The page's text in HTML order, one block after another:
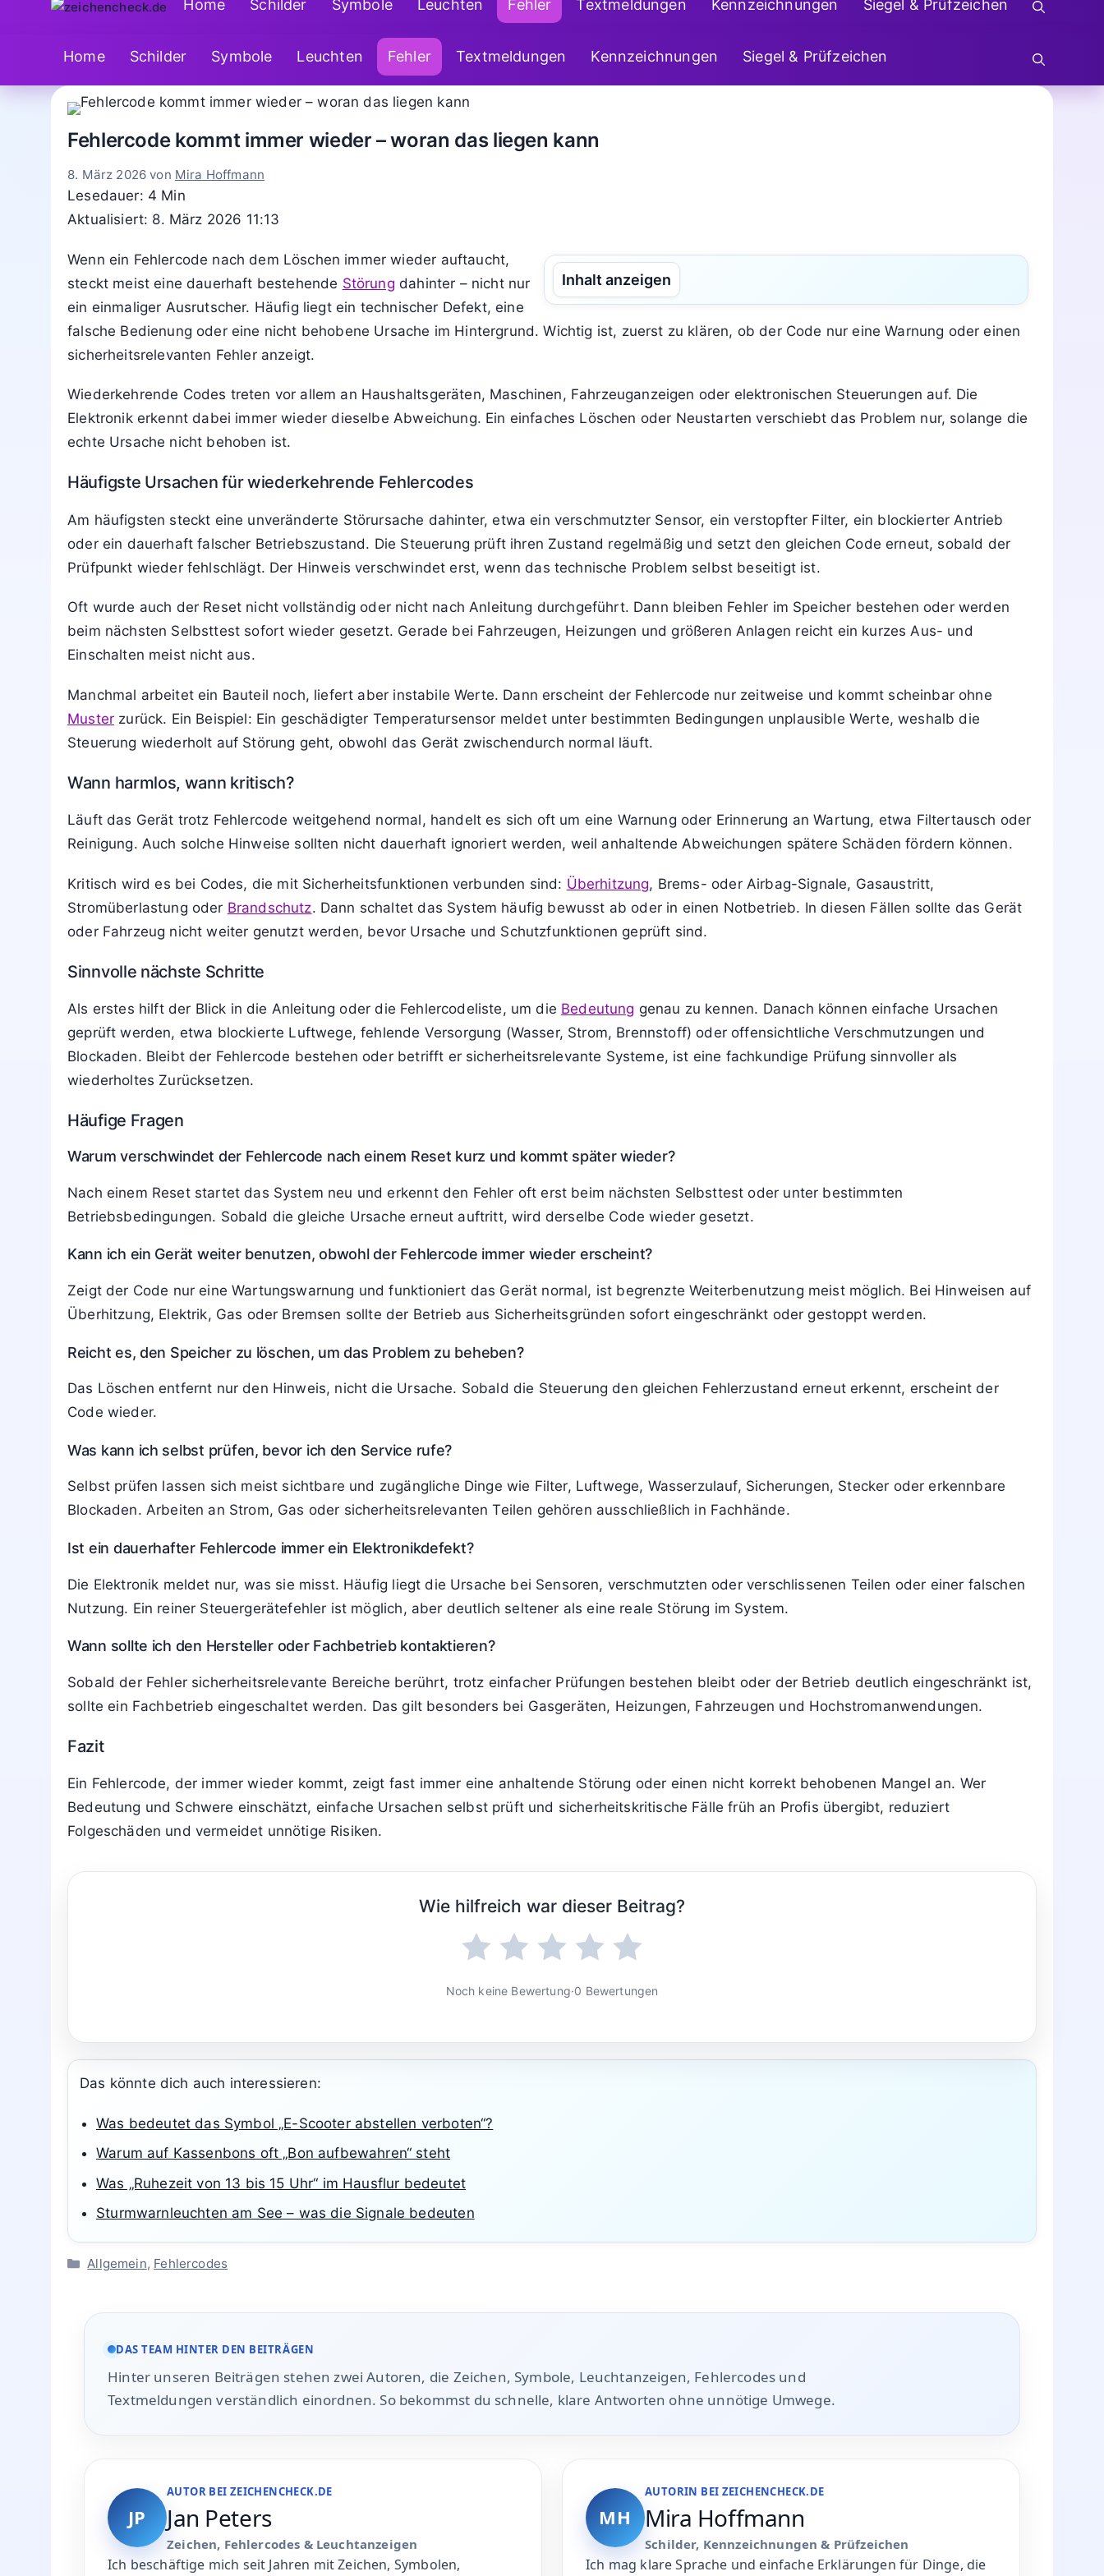
Home Schilder Symbole Leuchten Fehler Textmeldungen Kennzeichnungen Siegel & Prüfzeichen
Home Schilder Symbole Leuchten Fehler Textmeldungen Kennzeichnungen Siegel & Prüfzeichen
Fehlercode kommt immer wieder – woran das liegen kann
8. März 2026 von Mira Hoffmann
Lesedauer: 4 Min
Aktualisiert: 8. März 2026 11:13
Inhalt anzeigen
Wenn ein Fehlercode nach dem Löschen immer wieder auftaucht,
steckt meist eine dauerhaft bestehende Störung dahinter – nicht nur
ein einmaliger Ausrutscher. Häufig liegt ein technischer Defekt, eine
falsche Bedienung oder eine nicht behobene Ursache im Hintergrund. Wichtig ist, zuerst zu klären, ob der Code nur eine Warnung oder einen
sicherheitsrelevanten Fehler anzeigt.
Wiederkehrende Codes treten vor allem an Haushaltsgeräten, Maschinen, Fahrzeuganzeigen oder elektronischen Steuerungen auf. Die
Elektronik erkennt dabei immer wieder dieselbe Abweichung. Ein einfaches Löschen oder Neustarten verschiebt das Problem nur, solange die
echte Ursache nicht behoben ist.
Häufigste Ursachen für wiederkehrende Fehlercodes
Am häufigsten steckt eine unveränderte Störursache dahinter, etwa ein verschmutzter Sensor, ein verstopfter Filter, ein blockierter Antrieb
oder ein dauerhaft falscher Betriebszustand. Die Steuerung prüft ihren Zustand regelmäßig und setzt den gleichen Code erneut, sobald der
Prüfpunkt wieder fehlschlägt. Der Hinweis verschwindet erst, wenn das technische Problem selbst beseitigt ist.
Oft wurde auch der Reset nicht vollständig oder nicht nach Anleitung durchgeführt. Dann bleiben Fehler im Speicher bestehen oder werden
beim nächsten Selbsttest sofort wieder gesetzt. Gerade bei Fahrzeugen, Heizungen und größeren Anlagen reicht ein kurzes Aus- und
Einschalten meist nicht aus.
Manchmal arbeitet ein Bauteil noch, liefert aber instabile Werte. Dann erscheint der Fehlercode nur zeitweise und kommt scheinbar ohne
Muster zurück. Ein Beispiel: Ein geschädigter Temperatursensor meldet unter bestimmten Bedingungen unplausible Werte, weshalb die
Steuerung wiederholt auf Störung geht, obwohl das Gerät zwischendurch normal läuft.
Wann harmlos, wann kritisch?
Läuft das Gerät trotz Fehlercode weitgehend normal, handelt es sich oft um eine Warnung oder Erinnerung an Wartung, etwa Filtertausch oder
Reinigung. Auch solche Hinweise sollten nicht dauerhaft ignoriert werden, weil anhaltende Abweichungen spätere Schäden fördern können.
Kritisch wird es bei Codes, die mit Sicherheitsfunktionen verbunden sind: Überhitzung, Brems- oder Airbag-Signale, Gasaustritt,
Stromüberlastung oder Brandschutz. Dann schaltet das System häufig bewusst ab oder in einen Notbetrieb. In diesen Fällen sollte das Gerät
oder Fahrzeug nicht weiter genutzt werden, bevor Ursache und Schutzfunktionen geprüft sind.
Sinnvolle nächste Schritte
Als erstes hilft der Blick in die Anleitung oder die Fehlercodeliste, um die Bedeutung genau zu kennen. Danach können einfache Ursachen
geprüft werden, etwa blockierte Luftwege, fehlende Versorgung (Wasser, Strom, Brennstoff) oder offensichtliche Verschmutzungen und
Blockaden. Bleibt der Fehlercode bestehen oder betrifft er sicherheitsrelevante Systeme, ist eine fachkundige Prüfung sinnvoller als
wiederholtes Zurücksetzen.
Häufige Fragen
Warum verschwindet der Fehlercode nach einem Reset kurz und kommt später wieder?
Nach einem Reset startet das System neu und erkennt den Fehler oft erst beim nächsten Selbsttest oder unter bestimmten
Betriebsbedingungen. Sobald die gleiche Ursache erneut auftritt, wird derselbe Code wieder gesetzt.
Kann ich ein Gerät weiter benutzen, obwohl der Fehlercode immer wieder erscheint?
Zeigt der Code nur eine Wartungswarnung und funktioniert das Gerät normal, ist begrenzte Weiterbenutzung meist möglich. Bei Hinweisen auf
Überhitzung, Elektrik, Gas oder Bremsen sollte der Betrieb aus Sicherheitsgründen sofort eingeschränkt oder gestoppt werden.
Reicht es, den Speicher zu löschen, um das Problem zu beheben?
Das Löschen entfernt nur den Hinweis, nicht die Ursache. Sobald die Steuerung den gleichen Fehlerzustand erneut erkennt, erscheint der
Code wieder.
Was kann ich selbst prüfen, bevor ich den Service rufe?
Selbst prüfen lassen sich meist sichtbare und zugängliche Dinge wie Filter, Luftwege, Wasserzulauf, Sicherungen, Stecker oder erkennbare
Blockaden. Arbeiten an Strom, Gas oder sicherheitsrelevanten Teilen gehören ausschließlich in Fachhände.
Ist ein dauerhafter Fehlercode immer ein Elektronikdefekt?
Die Elektronik meldet nur, was sie misst. Häufig liegt die Ursache bei Sensoren, verschmutzten oder verschlissenen Teilen oder einer falschen
Nutzung. Ein reiner Steuergerätefehler ist möglich, aber deutlich seltener als eine reale Störung im System.
Wann sollte ich den Hersteller oder Fachbetrieb kontaktieren?
Sobald der Fehler sicherheitsrelevante Bereiche berührt, trotz einfacher Prüfungen bestehen bleibt oder der Betrieb deutlich eingeschränkt ist,
sollte ein Fachbetrieb eingeschaltet werden. Das gilt besonders bei Gasgeräten, Heizungen, Fahrzeugen und Hochstromanwendungen.
Fazit
Ein Fehlercode, der immer wieder kommt, zeigt fast immer eine anhaltende Störung oder einen nicht korrekt behobenen Mangel an. Wer
Bedeutung und Schwere einschätzt, einfache Ursachen selbst prüft und sicherheitskritische Fälle früh an Profis übergibt, reduziert
Folgeschäden und vermeidet unnötige Risiken.
Wie hilfreich war dieser Beitrag?
Noch keine Bewertung·0 Bewertungen
Das könnte dich auch interessieren:
Was bedeutet das Symbol „E-Scooter abstellen verboten“?
Warum auf Kassenbons oft „Bon aufbewahren“ steht
Was „Ruhezeit von 13 bis 15 Uhr“ im Hausflur bedeutet
Sturmwarnleuchten am See – was die Signale bedeuten
Kategorien
Allgemein, Fehlercodes
DAS TEAM HINTER DEN BEITRÄGEN
Hinter unseren Beiträgen stehen zwei Autoren, die Zeichen, Symbole, Leuchtanzeigen, Fehlercodes und
Textmeldungen verständlich einordnen. So bekommst du schnelle, klare Antworten ohne unnötige Umwege.
JP
AUTOR BEI ZEICHENCHECK.DE
Jan Peters
Zeichen, Fehlercodes & Leuchtanzeigen
Ich beschäftige mich seit Jahren mit Zeichen, Symbolen,
MH
AUTORIN BEI ZEICHENCHECK.DE
Mira Hoffmann
Schilder, Kennzeichnungen & Prüfzeichen
Ich mag klare Sprache und einfache Erklärungen für Dinge, die